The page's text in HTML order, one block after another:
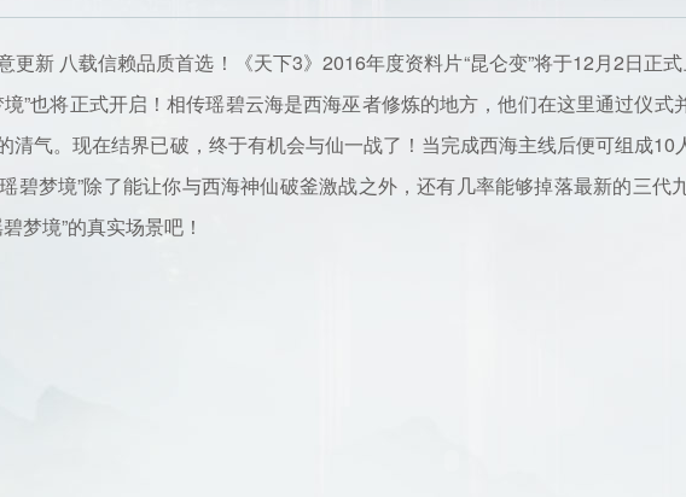
新 八载信赖品质首选！《天下3》2016年度资料片“昆仑变”将于12月2日正
境”也将正式开启！相传瑶碧云海是西海巫者修炼的地方，他们在这里通过仪
清气。现在结界已破，终于有机会与仙一战了！当完成西海主线后便可组成
碧梦境”除了能让你与西海神仙破釜激战之外，还有几率能够掉落最新的三
梦境”的真实场景吧！